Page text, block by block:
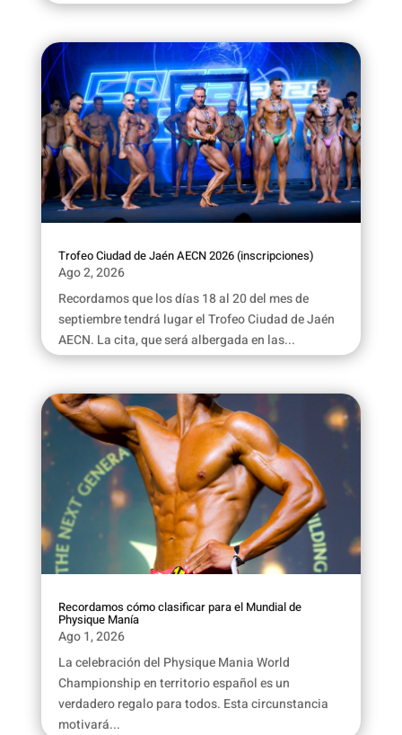
Trofeo Ciudad de Jaén AECN 2026 (inscripciones)
Ago 2, 2026
Recordamos que los días 18 al 20 del mes de
septiembre tendrá lugar el Trofeo Ciudad de Jaén
AECN. La cita, que será albergada en las...
Recordamos cómo clasificar para el Mundial de
Physique Manía
Ago 1, 2026
La celebración del Physique Mania World
Championship en territorio español es un
verdadero regalo para todos. Esta circunstancia
motivará...